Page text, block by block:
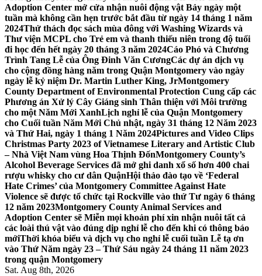
Adoption Center mở cửa nhận nuôi động vật Bảy ngày một
tuần mà không cần hẹn trước bắt đầu từ ngày 14 tháng 1 năm
2024Thử thách đọc sách mùa đông với Washing Wizards và
Thư viện MCPL cho Trẻ em và thanh thiếu niên trong độ tuổi
đi học đến hết ngày 20 tháng 3 năm 2024Cáo Phó và Chương
Trình Tang Lễ của Ông Đinh Văn CươngCác dự án dịch vụ
cho cộng đồng hàng năm trong Quận Montgomery vào ngày
ngày lễ kỷ niệm Dr. Martin Luther King, JrMontgomery
County Department of Environmental Protection Cung cấp các
Phương án Xử lý Cây Giáng sinh Thân thiện với Môi trường
cho một Năm Mới XanhLịch nghỉ lễ của Quận Montgomery
cho Cuối tuần Năm Mới Chủ nhật, ngày 31 tháng 12 Năm 2023
và Thứ Hai, ngày 1 tháng 1 Năm 2024Pictures and Video Clips
Christmas Party 2023 of Vietnamese Literary and Artistic Club
– Nhà Việt Nam vùng Hoa Thịnh ĐốnMontgomery County’s
Alcohol Beverage Services đã mở ghi danh xổ số hơn 400 chai
rượu whisky cho cư dân QuậnHội thảo đào tạo về ‘Federal
Hate Crimes’ của Montgomery Committee Against Hate
Violence sẽ được tổ chức tại Rockville vào thứ Tư ngày 6 tháng
12 năm 2023Montgomery County Animal Services and
Adoption Center sẽ Miễn mọi khoản phí xin nhận nuôi tất cả
các loài thú vật vào đúng dịp nghỉ lễ cho đến khi có thông báo
mớiThời khóa biểu và dịch vụ cho nghỉ lễ cuối tuần Lễ tạ ơn
vào Thứ Năm ngày 23 – Thứ Sáu ngày 24 tháng 11 năm 2023
trong quận Montgomery
Sat. Aug 8th, 2026